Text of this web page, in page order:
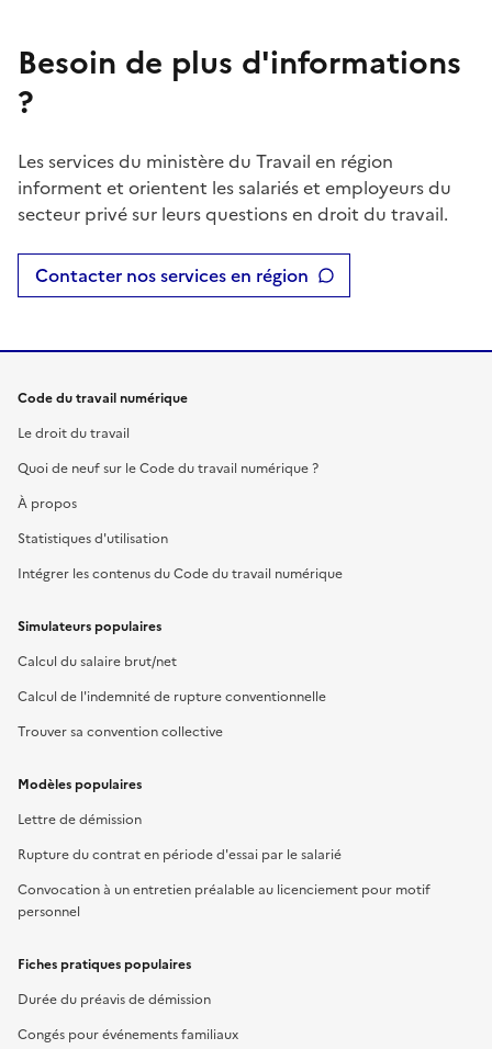
Besoin de plus d'informations
?
Les services du ministère du Travail en région
informent et orientent les salariés et employeurs du
secteur privé sur leurs questions en droit du travail.
Contacter nos services en région
Code du travail numérique
Le droit du travail
Quoi de neuf sur le Code du travail numérique ?
À propos
Statistiques d'utilisation
Intégrer les contenus du Code du travail numérique
Simulateurs populaires
Calcul du salaire brut/net
Calcul de l'indemnité de rupture conventionnelle
Trouver sa convention collective
Modèles populaires
Lettre de démission
Rupture du contrat en période d'essai par le salarié
Convocation à un entretien préalable au licenciement pour motif
personnel
Fiches pratiques populaires
Durée du préavis de démission
Congés pour événements familiaux